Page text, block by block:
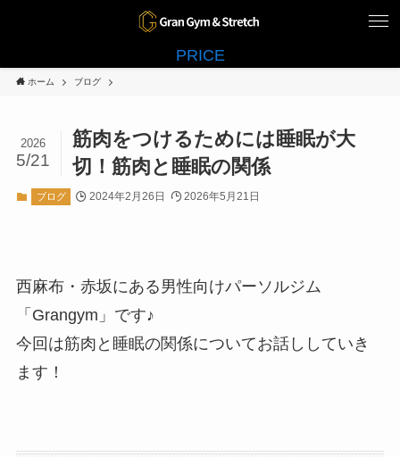
PRICE
ホーム ブログ
筋肉をつけるためには睡眠が大
切！筋肉と睡眠の関係
2026
5/21
ブログ 2024年2月26日 2026年5月21日
西麻布・赤坂にある男性向けパーソルジム
「Grangym」です♪
今回は筋肉と睡眠の関係についてお話ししていき
ます！